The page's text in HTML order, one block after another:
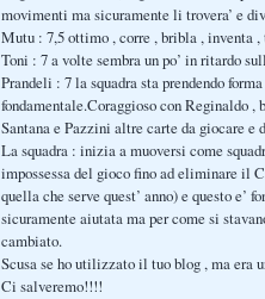
movimenti ma sicuramente li trovera’ e
Mutu : 7,5 ottimo , corre , bribla , inventa ,
Toni : 7 a volte sembra un po’ in ritardo
Prandeli : 7 la squadra sta prendendo
fondamentale.Coraggioso con Reginaldo ,
Santana e Pazzini altre carte da giocare e
La squadra : inizia a muoversi come
impossessa del gioco fino ad eliminare il
quella che serve quest’ anno) e questo e’
sicuramente aiutata ma per come si
cambiato.
Scusa se ho utilizzato il tuo blog , ma era
Ci salveremo!!!!